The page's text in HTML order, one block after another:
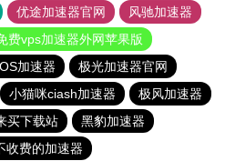
优途加速器官网
风驰加速器
费vps加速器外网苹果版
加速器
极光加速器官网
小猫咪ciash加速器
极风加速器
买下载站
黑豹加速器
收费的加速器